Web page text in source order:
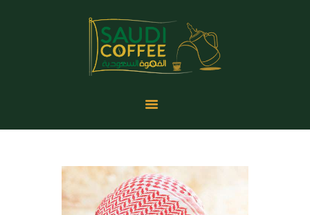
الرئيسية
المدونة
المناسبات والمعارض